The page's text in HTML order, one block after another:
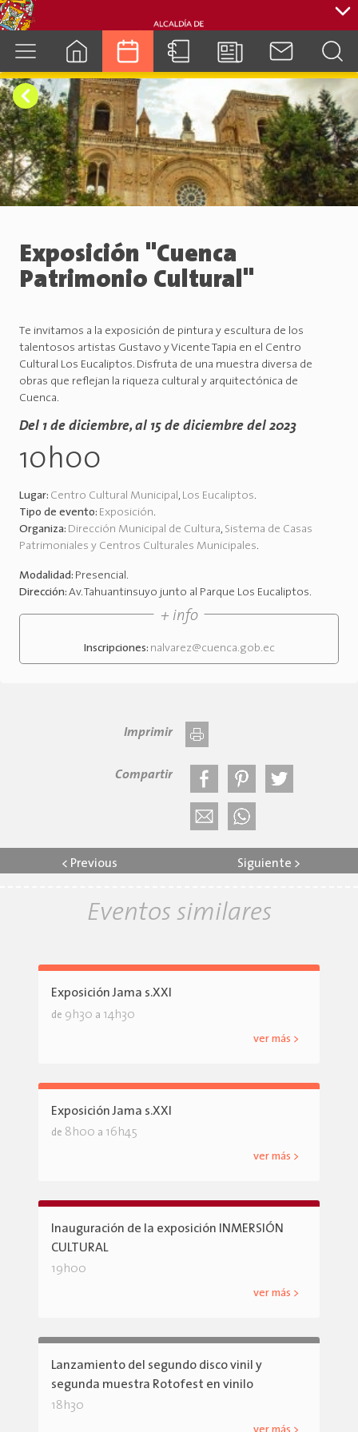
cuenca.gob.ec
Exposición "Cuenca
Patrimonio Cultural"
Te invitamos a la exposición de pintura y escultura de los
talentosos artistas Gustavo y Vicente Tapia en el Centro
Cultural Los Eucaliptos. Disfruta de una muestra diversa de
obras que reflejan la riqueza cultural y arquitectónica de
Cuenca.
Del 1 de diciembre, al 15 de diciembre del 2023
10h00
Lugar: Centro Cultural Municipal, Los Eucaliptos.
Tipo de evento: Exposición.
Organiza: Dirección Municipal de Cultura, Sistema de Casas
Patrimoniales y Centros Culturales Municipales.
Modalidad: Presencial.
Dirección: Av. Tahuantinsuyo junto al Parque Los Eucaliptos.
+ info
Inscripciones: nalvarez@cuenca.gob.ec
Imprimir
Compartir
< Previous Siguiente >
Eventos similares
Exposición Jama s.XXI
de 9h30 a 14h30
ver más >
Exposición Jama s.XXI
de 8h00 a 16h45
ver más >
Inauguración de la exposición INMERSIÓN
CULTURAL
19h00
ver más >
Lanzamiento del segundo disco vinil y
segunda muestra Rotofest en vinilo
18h30